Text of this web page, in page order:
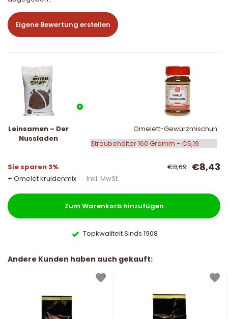
Eigene Bewertung erstellen
Leinsamen – Der
Nussladen
Omelett-Gewürzmischung
Sie sparen 3% €8,69 €8,43
+ Omelet kruidenmix Inkl. MwSt.
Zum Warenkorb hinzufügen
Topkwaliteit Sinds 1908
Andere Kunden haben auch gekauft: